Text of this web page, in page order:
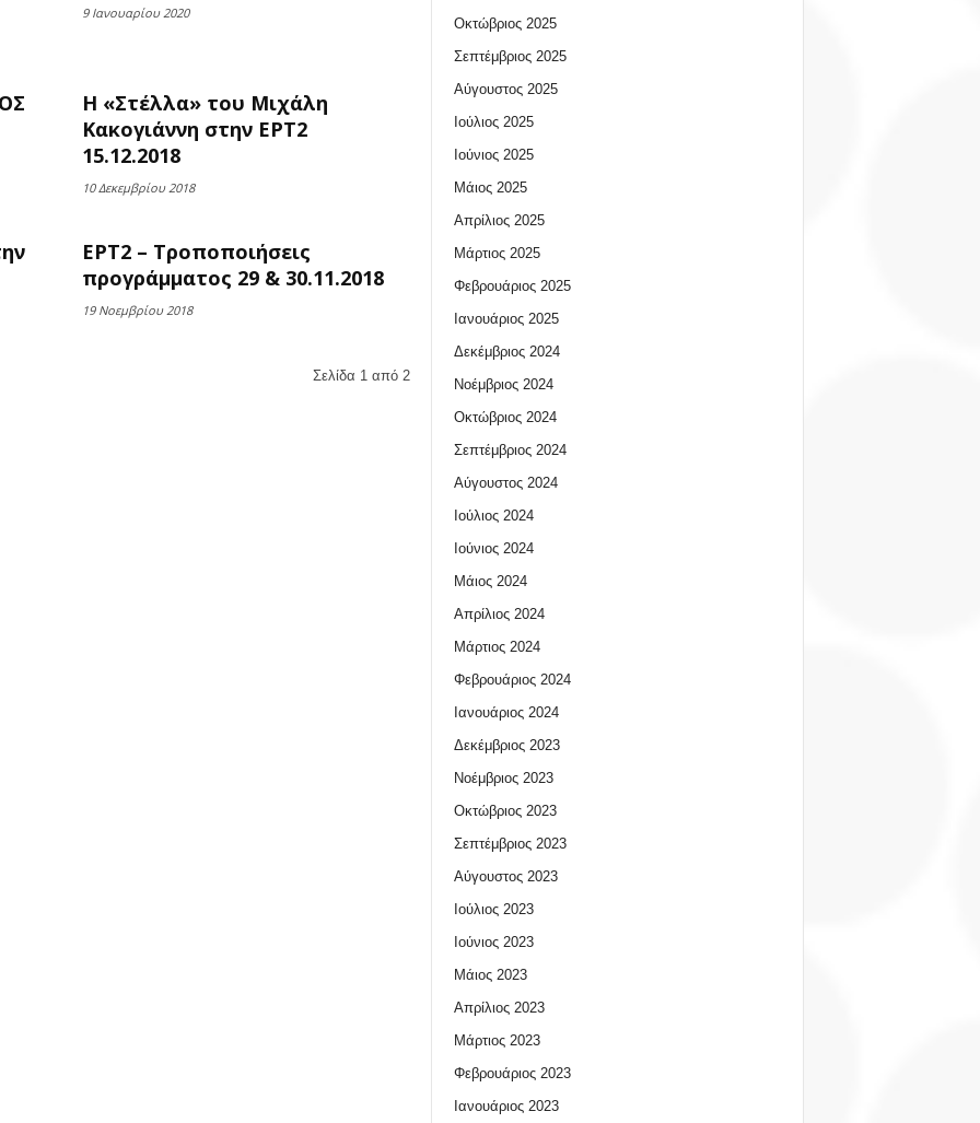
9 Ιανουαρίου 2020
Η «Στέλλα» του Μιχάλη
Κακογιάννη στην ΕΡΤ2
15.12.2018
10 Δεκεμβρίου 2018
ΕΡΤ2 – Τροποποιήσεις
προγράμματος 29 & 30.11.2018
19 Νοεμβρίου 2018
Σελίδα 1 από 2
Οκτώβριος 2025
Σεπτέμβριος 2025
Αύγουστος 2025
Ιούλιος 2025
Ιούνιος 2025
Μάιος 2025
Απρίλιος 2025
Μάρτιος 2025
Φεβρουάριος 2025
Ιανουάριος 2025
Δεκέμβριος 2024
Νοέμβριος 2024
Οκτώβριος 2024
Σεπτέμβριος 2024
Αύγουστος 2024
Ιούλιος 2024
Ιούνιος 2024
Μάιος 2024
Απρίλιος 2024
Μάρτιος 2024
Φεβρουάριος 2024
Ιανουάριος 2024
Δεκέμβριος 2023
Νοέμβριος 2023
Οκτώβριος 2023
Σεπτέμβριος 2023
Αύγουστος 2023
Ιούλιος 2023
Ιούνιος 2023
Μάιος 2023
Απρίλιος 2023
Μάρτιος 2023
Φεβρουάριος 2023
Ιανουάριος 2023